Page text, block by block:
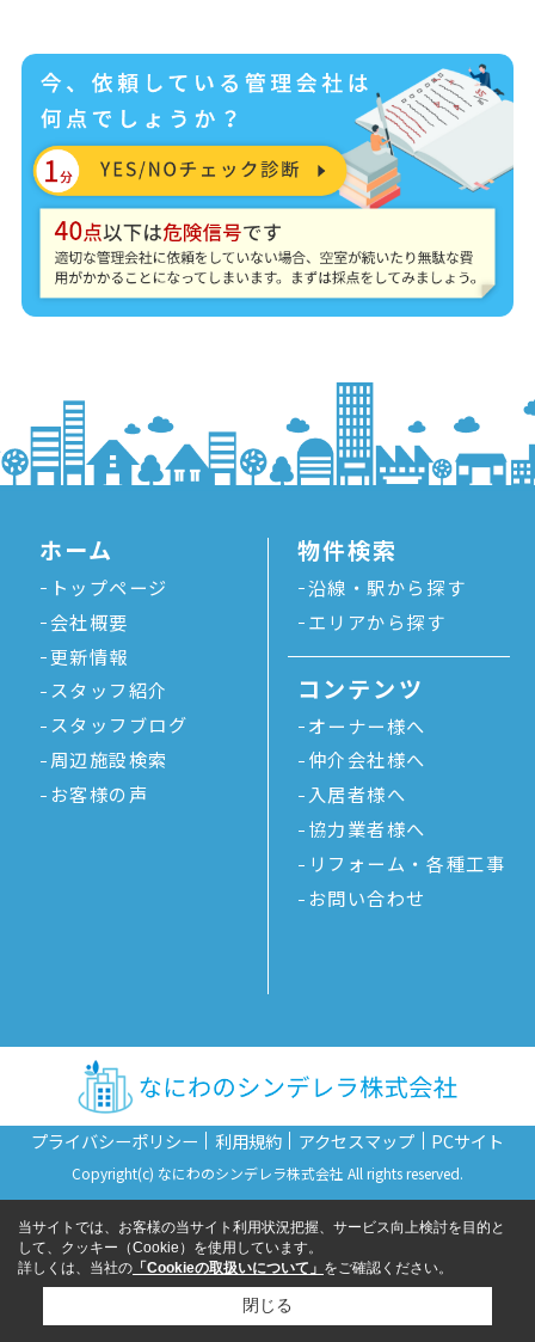
ホーム
トップページ
会社概要
更新情報
スタッフ紹介
スタッフブログ
周辺施設検索
お客様の声
物件検索
沿線・駅から探す
エリアから探す
コンテンツ
オーナー様へ
仲介会社様へ
入居者様へ
協力業者様へ
リフォーム・各種工事
お問い合わせ
プライバシーポリシー 利用規約 アクセスマップ PCサイト
Copyright(c) なにわのシンデレラ株式会社 All rights reserved.
当サイトでは、お客様の当サイト利用状況把握、サービス向上検討を目的と
して、クッキー（Cookie）を使用しています。
詳しくは、当社の 「Cookieの取扱いについて」 をご確認ください。
閉じる